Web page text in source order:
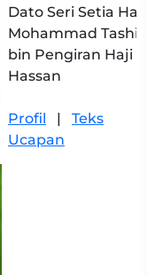
Dato Seri Setia Haji
Mohammad
bin Pengiran Haji
Hassan
Profil | Teks
Ucapan​